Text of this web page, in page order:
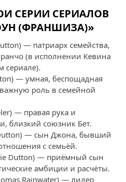
СЕРИИ СЕРИАЛОВ
(ФРАНШИЗА)»
— патриарх семейства,
(в исполнении Кевина
сериале).
— умная, беспощадная
роль в семейной
— правая рука и
близкий союзник Бет.
— сын Джона, бывший
с семьёй.
Dutton) — приёмный сын
амбиции и расчёты.
Rainwater) — лидер